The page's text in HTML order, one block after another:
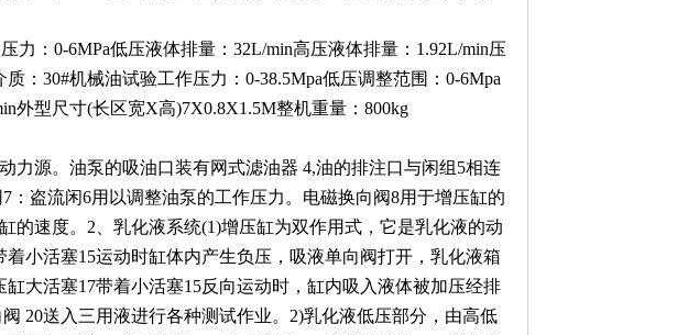
力：0-6MPa低压液体排量：32L/min高压液体排量：1.92L/min压
：30#机械油试验工作压力：0-38.5Mpa低压调整范围：0-6Mpa
外型尺寸(长区宽X高)7X0.8X1.5M整机重量：800kg
力源。油泵的吸油口装有网式滤油器 4,油的排注口与闲组5相连
：盗流闲6用以调整油泵的工作压力。电磁换向阀8用于增压缸的
的速度。2、乳化液系统(1)增压缸为双作用式，它是乳化液的动
小活塞15运动时缸体内产生负压，吸液单向阀打开，乳化液箱
大活塞17带着小活塞15反向运动时，缸内吸入液体被加压经排
20送入三用液进行各种测试作业。2)乳化液低压部分，由高低